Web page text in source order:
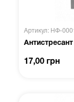
Артикул: НФ-
17,00 грн